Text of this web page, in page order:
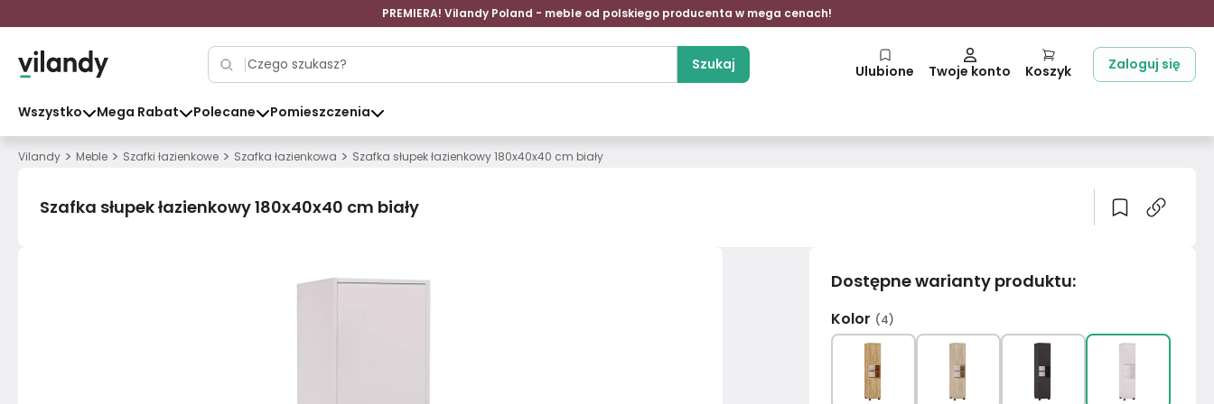
PREMIERA! Vilandy Poland - meble od polskiego producenta w mega cenach!
Szukaj Ulubione Twoje konto Koszyk Zaloguj się
Wszystko Mega Rabat Polecane Pomieszczenia
Vilandy > Meble > Szafki łazienkowe > Szafka łazienkowa > Szafka słupek łazienkowy 180x40x40 cm biały
Szafka słupek łazienkowy 180x40x40 cm biały
Dostępne warianty produktu:
Kolor (4)